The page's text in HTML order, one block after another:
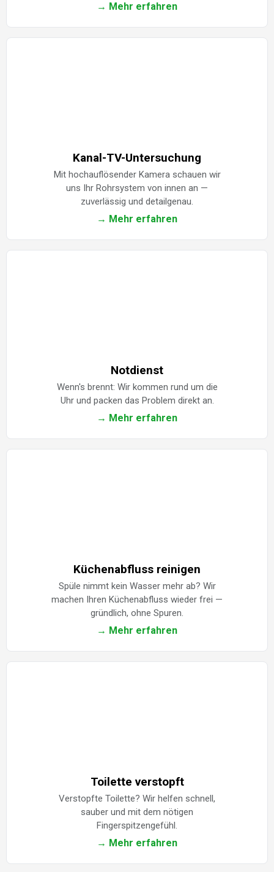
→ Mehr erfahren
Kanal-TV-Untersuchung
Mit hochauflösender Kamera schauen wir
uns Ihr Rohrsystem von innen an —
zuverlässig und detailgenau.
→ Mehr erfahren
Notdienst
Wenn's brennt: Wir kommen rund um die
Uhr und packen das Problem direkt an.
→ Mehr erfahren
Küchenabfluss reinigen
Spüle nimmt kein Wasser mehr ab? Wir
machen Ihren Küchenabfluss wieder frei —
gründlich, ohne Spuren.
→ Mehr erfahren
Toilette verstopft
Verstopfte Toilette? Wir helfen schnell,
sauber und mit dem nötigen
Fingerspitzengefühl.
→ Mehr erfahren